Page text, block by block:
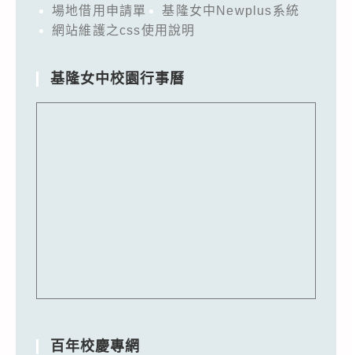
場地借用申請單
基隆女中Newplus系統
網站維護之css使用說明
基隆女中校園行事曆
百年校慶專網